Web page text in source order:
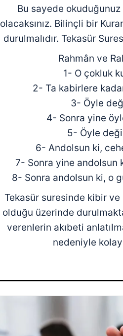
Bu sayede
olacaksınız. Bilinçli bir
durulmalıdır. Tekasür
Rahmân ve
1- O çokluk
2- Ta kabirlere
3- Öyle
4- Sonra yine
5- Öyle
6- Andolsun ki,
7- Sonra yine andolsun
8- Sonra andolsun ki, o
Tekasür suresinde kibir
olduğu üzerinde
verenlerin akıbeti
nedeniyle